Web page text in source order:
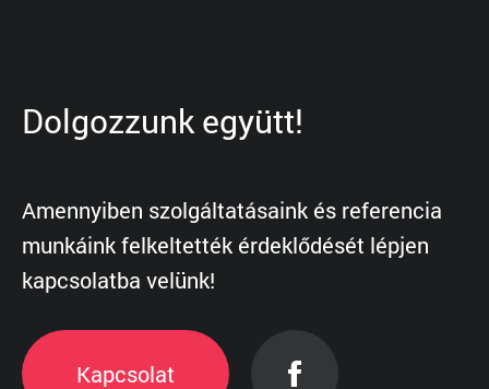
Dolgozzunk együtt!
Amennyiben szolgáltatásaink és referencia
munkáink felkeltették érdeklődését lépjen
kapcsolatba velünk!
Kapcsolat